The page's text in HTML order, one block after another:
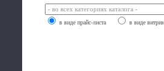
в виде прайс-листа в виде